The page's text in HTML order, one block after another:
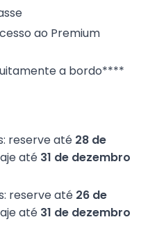
ao Premium
a bordo****
reserve até 28 de
até 31 de dezembro
reserve até 26 de
até 31 de dezembro